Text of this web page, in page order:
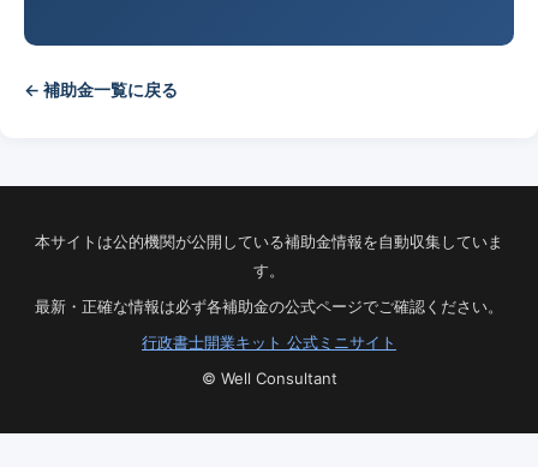
← 補助金一覧に戻る
本サイトは公的機関が公開している補助金情報を自動収集していま
す。
最新・正確な情報は必ず各補助金の公式ページでご確認ください。
行政書士開業キット 公式ミニサイト
© Well Consultant